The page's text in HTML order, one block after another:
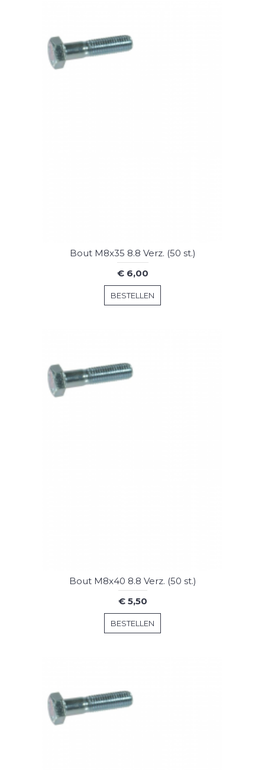
Bout M8x35 8.8 Verz. (50 st.)
€ 6,00
BESTELLEN
Bout M8x40 8.8 Verz. (50 st.)
€ 5,50
BESTELLEN